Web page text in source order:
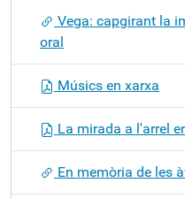
Vega: capgirant la
oral
Músics en xarxa
La mirada a l'arrel
En memòria de les